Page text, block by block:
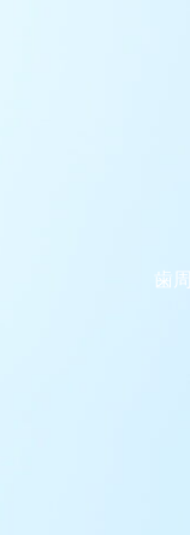
歯